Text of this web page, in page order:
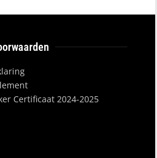
Certificaat 2024-2025